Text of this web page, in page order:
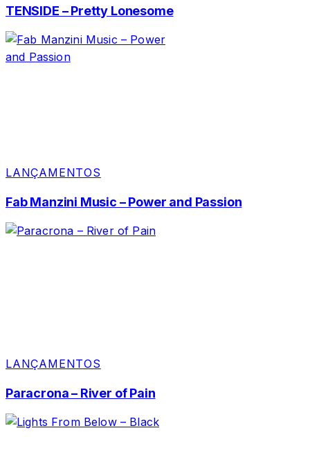
TENSIDE – Pretty Lonesome
LANÇAMENTOS
Fab Manzini Music – Power and Passion
LANÇAMENTOS
Paracrona – River of Pain